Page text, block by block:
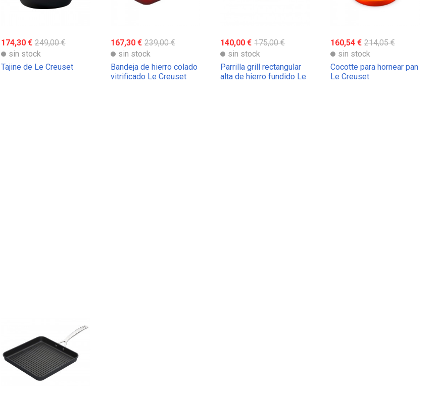
174,30 € 249,00 €
sin stock
Tajine de Le Creuset
167,30 € 239,00 €
sin stock
Bandeja de hierro colado
vitrificado Le Creuset
140,00 € 175,00 €
sin stock
Parrilla grill rectangular
alta de hierro fundido Le
160,54 € 214,05 €
sin stock
Cocotte para hornear pan
Le Creuset